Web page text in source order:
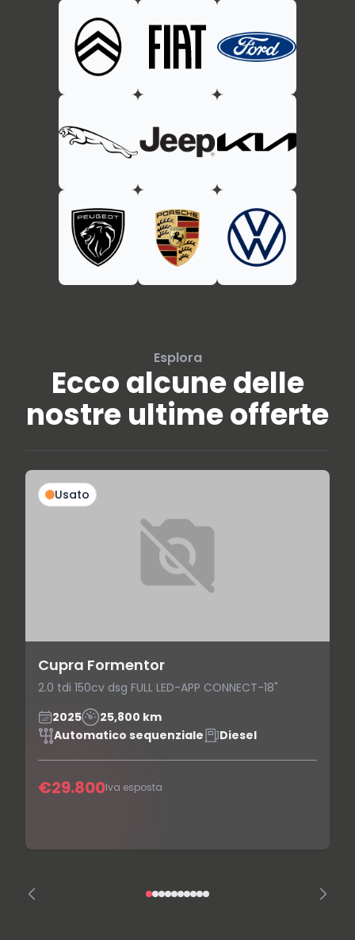
Esplora
Ecco alcune delle
nostre ultime offerte
Usato
Cupra Formentor
2.0 tdi 150cv dsg FULL LED-APP CONNECT-18"
2025
25,800 km
Automatico sequenziale
Diesel
€29.800Iva esposta